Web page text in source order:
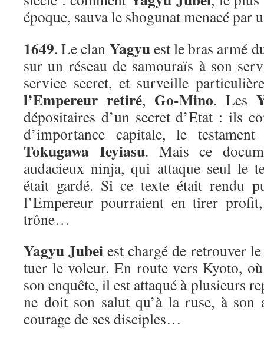
époque, sauva le shogunat menacé
1649. Le clan Yagyuest le bras armé
sur un réseau de samouraïs à son
service secret, et surveille
l’Empereur retiré, Go-Mino. Les
dépositaires d’un secret d’Etat : ils
d’importance capitale, le
Tokugawa Ieyiasu. Mais ce
audacieux ninja, qui attaque seul le
était gardé. Si ce texte était rendu
l’Empereur pourraient en tirer
trône…
Yagyu Jubei est chargé de retrouver
tuer le voleur. En route vers Kyoto,
son enquête, il est attaqué à plusieurs
ne doit son salut qu’à la ruse, à son
courage de ses disciples…